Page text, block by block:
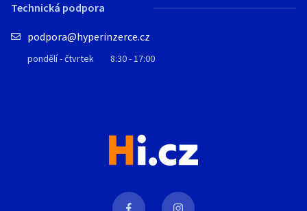
Technická podpora
podpora@hyperinzerce.cz
pondělí - čtvrtek 8:30 - 17:00